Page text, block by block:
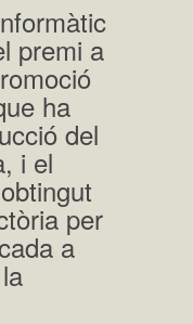
premi a
ha
del
i el
per
a